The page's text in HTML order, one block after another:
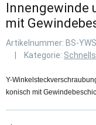
Innengewinde
mit
Artikelnummer: BS-
Kategorie:
Y-
konisch mit